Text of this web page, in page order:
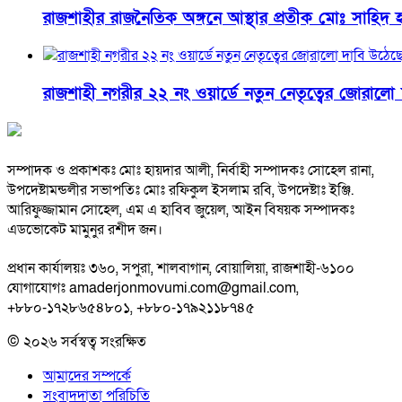
রাজশাহীর রাজনৈতিক অঙ্গনে আস্থার প্রতীক মোঃ সাহিদ
রাজশাহী নগরীর ২২ নং ওয়ার্ডে নতুন নেতৃত্বের জোরালো
সম্পাদক ও প্রকাশকঃ মোঃ হায়দার আলী, নির্বাহী সম্পাদকঃ সোহেল রানা,
উপদেষ্টামন্ডলীর সভাপতিঃ মোঃ রফিকুল ইসলাম রবি, উপদেষ্টাঃ ইঞ্জি.
আরিফুজ্জামান সোহেল, এম এ হাবিব জুয়েল, আইন বিষয়ক সম্পাদকঃ
এডভোকেট মামুনুর রশীদ জন।
প্রধান কার্যালয়ঃ ৩৬০, সপুরা, শালবাগান, বোয়ালিয়া, রাজশাহী-৬১০০
যোগাযোগঃ amaderjonmovumi.com@gmail.com,
+৮৮০-১৭২৮৬৫৪৮০১, +৮৮০-১৭৯২১১৮৭৪৫
© ২০২৬ সর্বস্বত্ব সংরক্ষিত
আমাদের সম্পর্কে
সংবাদদাতা পরিচিতি